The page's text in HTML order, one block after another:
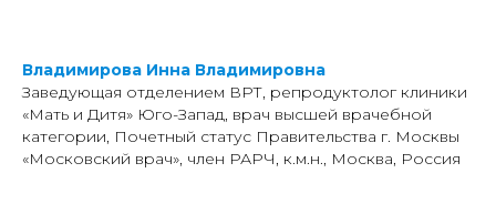
Владимирова Инна Владимировна
Заведующая отделением ВРТ, репродуктолог клиники
«Мать и Дитя» Юго-Запад, врач высшей врачебной
категории, Почетный статус Правительства г. Москвы
«Московский врач», член РАРЧ, к.м.н., Москва, Россия